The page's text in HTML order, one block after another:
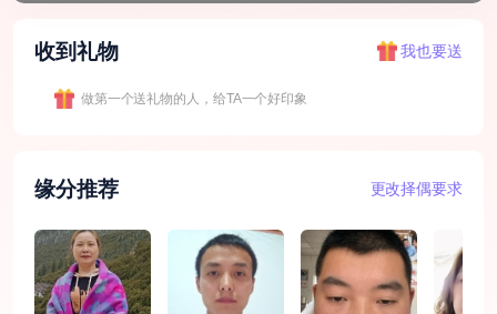
收到礼物 我也要送
做第一个送礼物的人，给TA一个好印象
缘分推荐 更改择偶要求